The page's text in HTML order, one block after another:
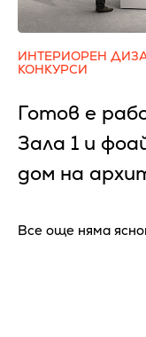
ИНТЕРИОРЕН
КОНКУРСИ
Готов е
Зала 1 и
дом на
Все още няма